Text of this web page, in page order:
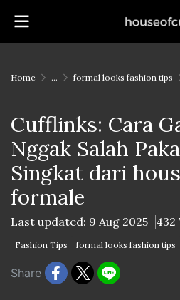
Home ... formal looks fashion tips
Cufflinks: Cara
Nggak Salah
Singkat dari
formale
Last updated: 9 Aug 2025 432
Fashion Tips formal looks fashion tips
Share